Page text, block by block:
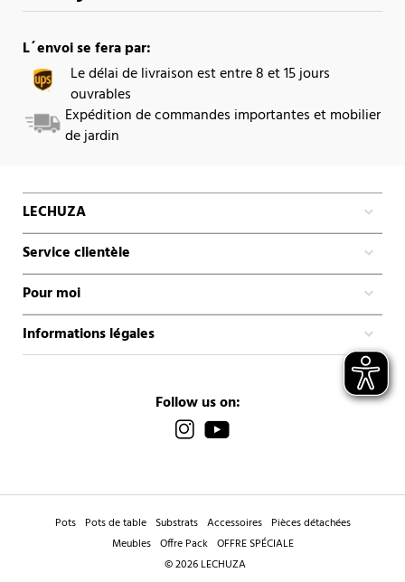
L´envoi se fera par:
Le délai de livraison est entre 8 et 15 jours
ouvrables
Expédition de commandes importantes et mobilier
de jardin
LECHUZA
Service clientèle
Pour moi
Informations légales
Follow us on:
Pots Pots de table Substrats Accessoires Pièces détachées
Meubles Offre Pack OFFRE SPÉCIALE
© 2026 LECHUZA